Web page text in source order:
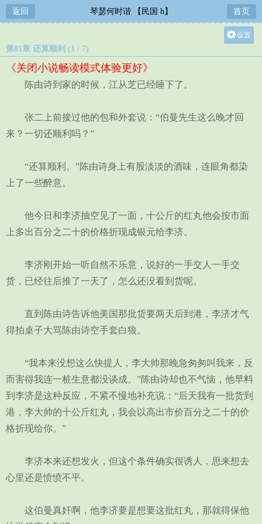
返回 琴瑟何时谐 【民国 h】 首页
设置
第81章 还算顺利 (1 / 7)
《关闭小说畅读模式体验更好》
陈由诗到家的时候，江从芝已经睡下了。
张二上前接过他的包和外套说：“伯曼先生这么晚才回
来？一切还顺利吗？”
“还算顺利。”陈由诗身上有股淡淡的酒味，连眼角都染
上了一些醉意。
他今日和李济抽空见了一面，十公斤的红丸他会按市面
上多出百分之二十的价格折现成银元给李济。
李济刚开始一听自然不乐意，说好的一手交人一手交
货，已经往后推了一天了，怎么还没看到货呢。
直到陈由诗告诉他美国那批货要两天后到港，李济才气
得拍桌子大骂陈由诗空手套白狼。
“我本来没想这么快提人，李大帅那晚急匆匆叫我来，反
而害得我连一桩生意都没谈成。”陈由诗却也不气恼，他早料
到李济是这种反应，不紧不慢地补充说：“后天我有一批货到
港，李大帅的十公斤红丸，我会以高出市价百分之二十的价
格折现给你。”
李济本来还想发火，但这个条件确实很诱人，思来想去
心里还是愤愤不平。
这伯曼真奸啊，他李济要是想要这批红丸，那就得保他